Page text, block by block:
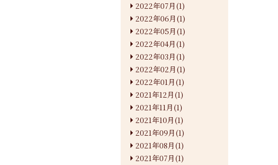
2022年07月(1)
2022年06月(1)
2022年05月(1)
2022年04月(1)
2022年03月(1)
2022年02月(1)
2022年01月(1)
2021年12月(1)
2021年11月(1)
2021年10月(1)
2021年09月(1)
2021年08月(1)
2021年07月(1)